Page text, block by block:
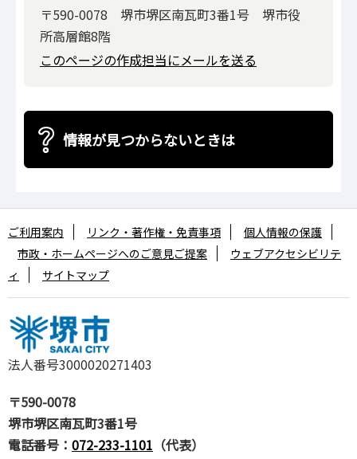
〒590-0078 堺市堺区南瓦町3番1号 堺市役
所高層館8階
このページの作成担当にメールを送る
情報が見つからないときは
法人番号3000020271403
〒590-0078
堺市堺区南瓦町3番1号
電話番号： 072-233-1101 （代表）
ご利用案内 リンク・著作権・免責事項
個人情報の保護
市政・ホームページへのご意見ご提案
ウェブアクセシビリテ
ィ
サイトマップ